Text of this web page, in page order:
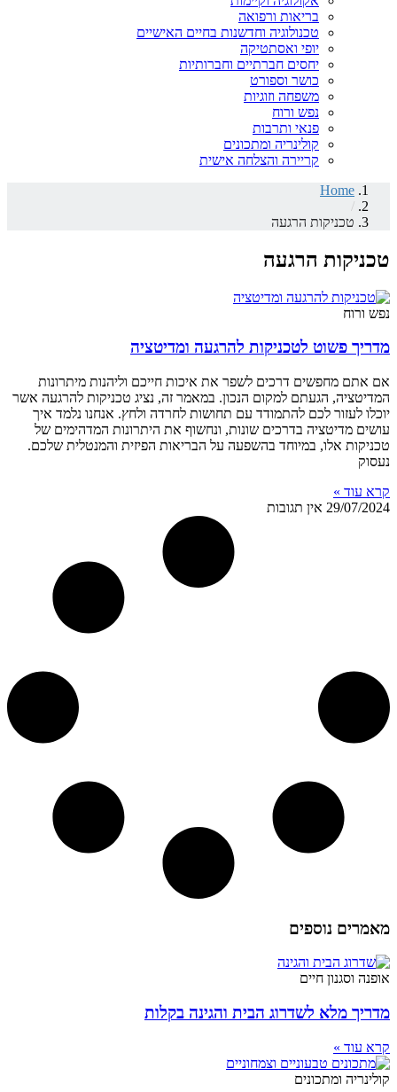
בריאות ורפואה
טכנולוגיה וחדשנות בחיים האישיים
יופי ואסתטיקה
יחסים חברתיים וחברותיות
כושר וספורט
משפחה וזוגיות
נפש ורוח
פנאי ותרבות
קולינריה ומתכונים
קריירה והצלחה אישית
Home
/
טכניקות הרגעה
טכניקות הרגעה
נפש ורוח
מדריך פשוט לטכניקות להרגעה ומדיטציה
אם אתם מחפשים דרכים לשפר את איכות חייכם וליהנות מיתרונות
המדיטציה, הגעתם למקום הנכון. במאמר זה, נציג טכניקות להרגעה אשר
יוכלו לעזור לכם להתמודד עם תחושות לחרדה ולחץ. אנחנו נלמד איך
עושים מדיטציה בדרכים שונות, ונחשוף את היתרונות המדהימים של
טכניקות אלו, במיוחד בהשפעה על הבריאות הפיזית והמנטלית שלכם.
נעסוק
קרא עוד »
29/07/2024 אין תגובות
מאמרים נוספים
אופנה וסגנון חיים
מדריך מלא לשדרוג הבית והגינה בקלות
קרא עוד »
קולינריה ומתכונים